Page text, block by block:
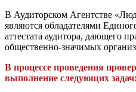
В Аудиторском Агентстве
являются обладателями
аттестата аудитора, дающего
общественно-значимых
В процессе проведения
выполнение следующих задач: